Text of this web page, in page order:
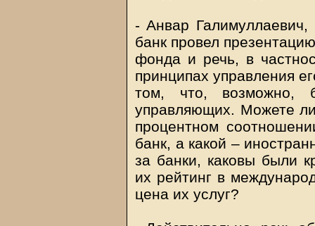
- Анвар Галимуллаевич,
банк провел
фонда и речь, в
принципах управления
том, что, возможно,
управляющих. Можете
процентном
банк, а какой –
за банки, каковы были
их рейтинг в
цена их услуг?